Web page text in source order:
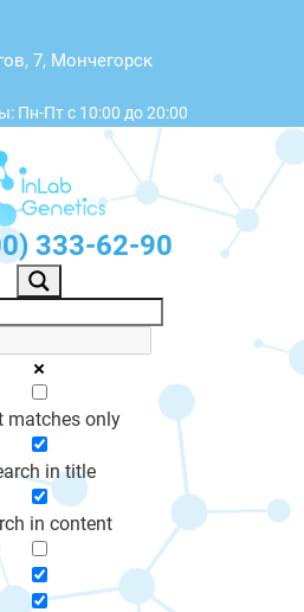
7, Мончегорск
Пн-Пт с 10:00 до 20:00
333-62-90
matches only
in title
in content